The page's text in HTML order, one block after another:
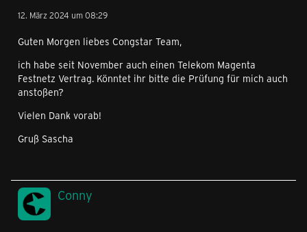
12. März 2024 um 08:29
Guten Morgen liebes Congstar Team,
ich habe seit November auch einen Telekom Magenta
Festnetz Vertrag. Könntet ihr bitte die Prüfung für mich auch
anstoßen?
Vielen Dank vorab!
Gruß Sascha
Conny